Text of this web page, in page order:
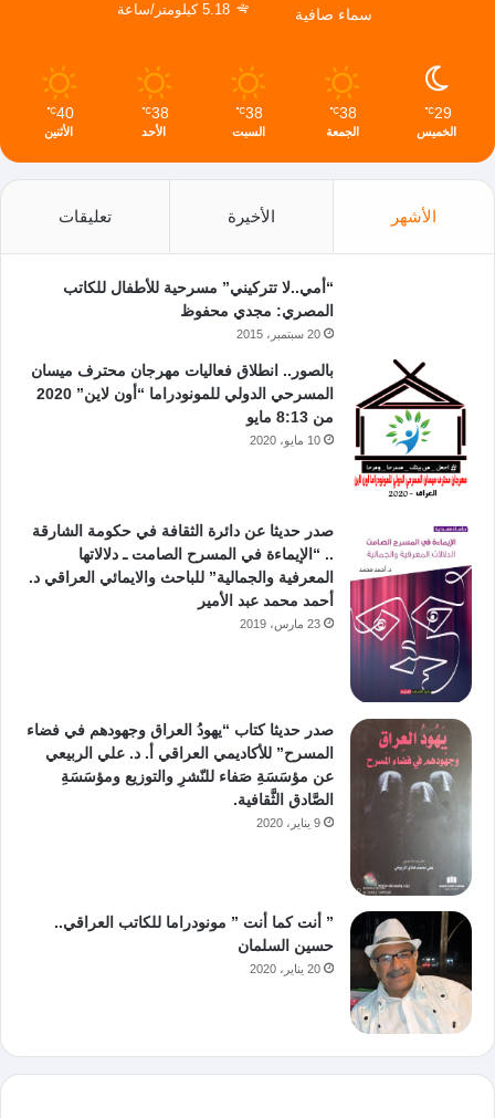
سماء صافية
5.18 كيلومتر/ساعة
29
℃
الخميس
38
℃
الجمعة
38
℃
السبت
38
℃
الأحد
40
℃
الأثنين
الأشهر الأخيرة تعليقات
“أمي..لا تتركيني” مسرحية للأطفال للكاتب
المصري: مجدي محفوظ
20 سبتمبر، 2015
بالصور.. انطلاق فعاليات مهرجان محترف ميسان
المسرحي الدولي للمونودراما “أون لاين” 2020
من 8:13 مايو
10 مايو، 2020
صدر حديثا عن دائرة الثقافة في حكومة الشارقة
.. “الإيماءة في المسرح الصامت ـ دلالاتها
المعرفية والجمالية” للباحث والايمائي العراقي د.
أحمد محمد عبد الأمير
23 مارس، 2019
صدر حديثا كتاب “يهودُ العراق وجهودهم في فضاء
المسرح” للأكاديمي العراقي أ. د. علي الربيعي
عن مؤسَسَةِ صَفاء للنّشرِ والتوزيع ومؤسَسَةِ
الصَّادق الثَّقافية.
9 يناير، 2020
” أنت كما أنت ” مونودراما للكاتب العراقي..
حسين السلمان
20 يناير، 2020